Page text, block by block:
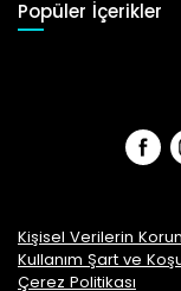
Popüler İçerikler
Kişisel Verilerin
Kullanım Şart ve
Çerez Politikası